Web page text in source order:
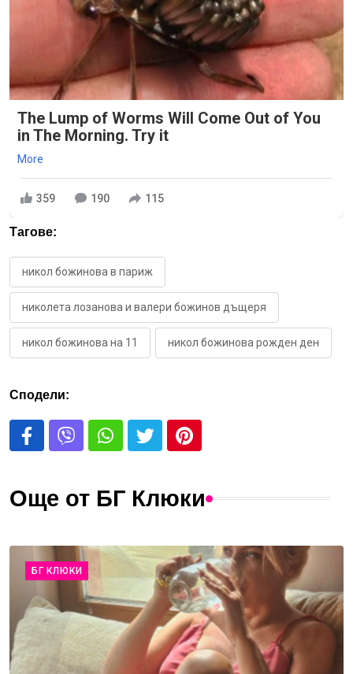
The Lump of Worms Will Come Out of You
in The Morning. Try it
More
359 190 115
Тагове:
никол божинова в париж
николета лозанова и валери божинов дъщеря
никол божинова на 11 никол божинова рожден ден
Сподели:
Още от БГ Клюки
БГ КЛЮКИ